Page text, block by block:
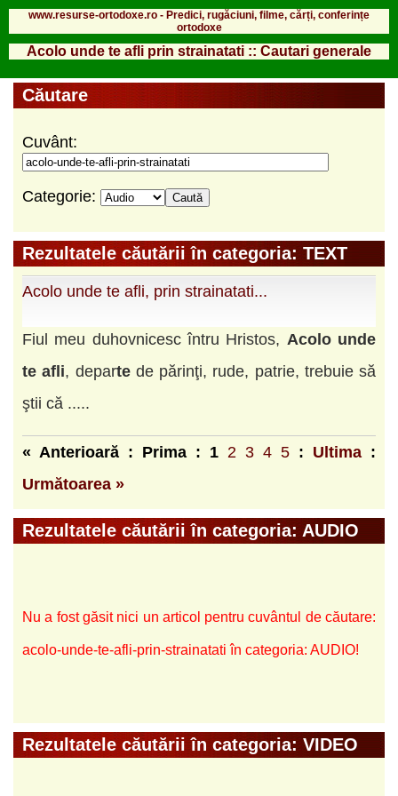
www.resurse-ortodoxe.ro - Predici, rugăciuni, filme, cărți, conferințe
ortodoxe
Acolo unde te afli prin strainatati :: Cautari generale
Căutare
Cuvânt:
Categorie:
Rezultatele căutării în categoria: TEXT
Acolo unde te afli, prin strainatati...
Fiul meu duhovnicesc întru Hristos, Acolo unde
te afli, departede părinţi, rude, patrie, trebuie să
ştii că .....
« Anterioară : Prima : 1 2 3 4 5 : Ultima :
Următoarea »
Rezultatele căutării în categoria: AUDIO
Nu a fost găsit nici un articol pentru cuvântul de căutare:
acolo-unde-te-afli-prin-strainatati în categoria: AUDIO!
Rezultatele căutării în categoria: VIDEO